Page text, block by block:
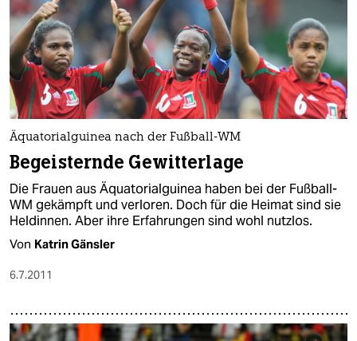
Äquatorialguinea nach der Fußball-WM
Begeisternde Gewitterlage
Die Frauen aus Äquatorialguinea haben bei der Fußball-
WM gekämpft und verloren. Doch für die Heimat sind sie
Heldinnen. Aber ihre Erfahrungen sind wohl nutzlos.
Von Katrin Gänsler
6.7.2011